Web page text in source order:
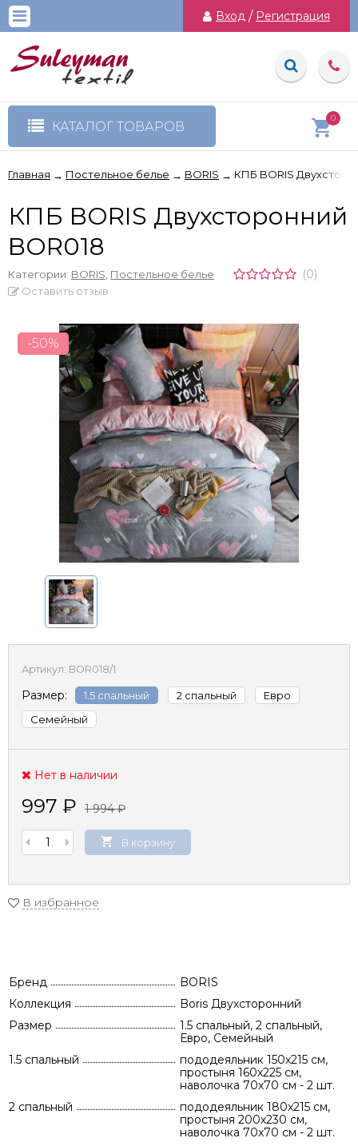
Вход / Регистрация
КАТАЛОГ ТОВАРОВ
0
Главная → Постельное белье → BORIS → КПБ BORIS
КПБ BORIS Двухсторонний
BOR018
Категории: BORIS Постельное белье (0)
Оставить отзыв
-50%
Артикул: BOR018/1
Размер: 1.5 спальный 2 спальный
Евро
Семейный
Нет в наличии
997 ₽ 1 994₽
В корзину
В избранное
Бренд
BORIS
Коллекция
Boris Двухсторонний
Размер
1.5 спальный, 2 спальный,
Евро, Семейный
1.5 спальный
пододеяльник 150х215 см,
простыня 160х225 см,
наволочка 70х70 см - 2 шт.
2 спальный
пододеяльник 180х215 см,
простыня 200х230 см,
наволочка 70х70 см - 2 шт.